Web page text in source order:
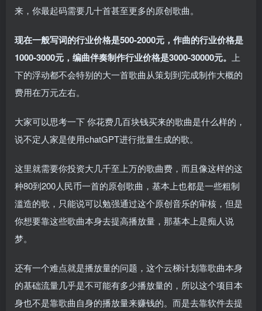
来，你最起码需要几十首甚至更多的原创歌曲。
现在一般写词的行业价格是500-2000元，作曲的行业价格是
1000-3000元，编曲伴奏制作行业价格是3000-30000元。
上
下的浮动都不会特别的大一首歌曲从策划到完成制作大概的
费用在万元左右。
大家可以思考一下 你花费几百块钱买来的歌曲是什么样的，
说不定人家是使用chatGPT进行批量生成的歌。
这里就需要你投资大几千至上万的歌曲费，而且像这样的这
种80到200人民币一首的原创歌曲，基本上也都是一些粗制
滥造的歌，只能说可以勉强通过这个原创音乐的审核，但是
你想要靠这些歌曲本身去提高播放量，那基本上是痴人说
梦。
还有一个难点就是播放量的问题，这个云梯计划靠歌曲本身
的基础流量几乎是不可能有多少播放量的，所以这个项目本
身也不是靠歌曲自身的播放量来赚钱的。而是去靠软件去提